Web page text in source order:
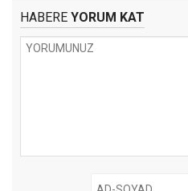
HABERE YORUM KAT